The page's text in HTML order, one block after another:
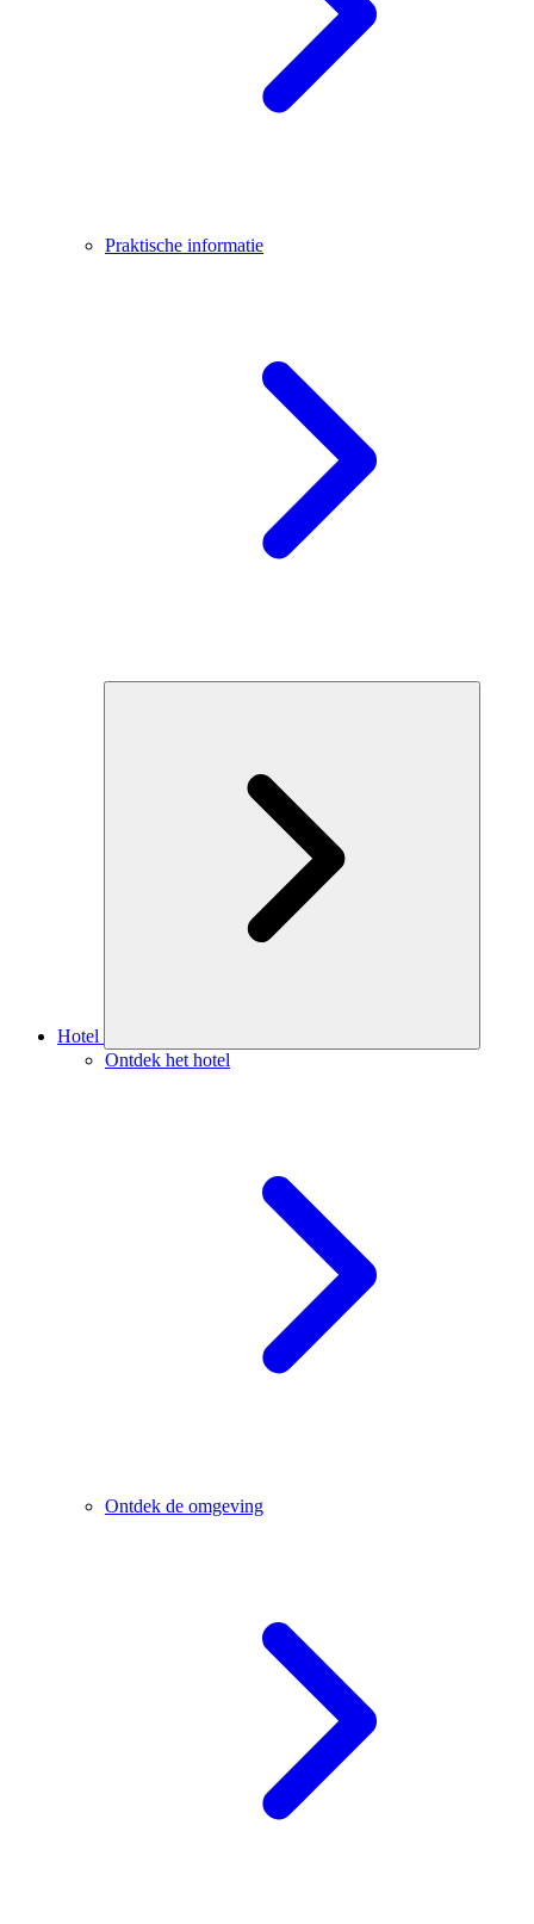
Praktische informatie
Hotel
Ontdek het hotel
Ontdek de omgeving